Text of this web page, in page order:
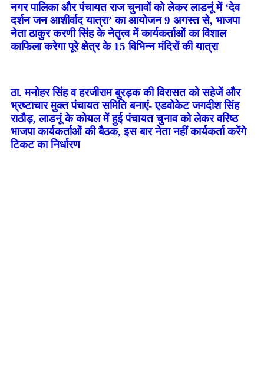
नगर पालिका और पंचायत राज चुनावों को लेकर लाडनूं में ‘देव
दर्शन जन आशीर्वाद यात्रा’ का आयोजन 9 अगस्त से, भाजपा
नेता ठाकुर करणी सिंह के नेतृत्व में कार्यकर्ताओं का विशाल
काफिला करेगा पूरे क्षेत्र के 15 विभिन्न मंदिरों की यात्रा
ठा. मनोहर सिंह व हरजीराम बुरड़क की विरासत को सहेजें और
भ्रष्टाचार मुक्त पंचायत समिति बनाएं- एडवोकेट जगदीश सिंह
राठौड़, लाडनूं के कोयल में हुई पंचायत चुनाव को लेकर वरिष्ठ
भाजपा कार्यकर्ताओं की बैठक, इस बार नेता नहीं कार्यकर्ता करेंगे
टिकट का निर्धारण